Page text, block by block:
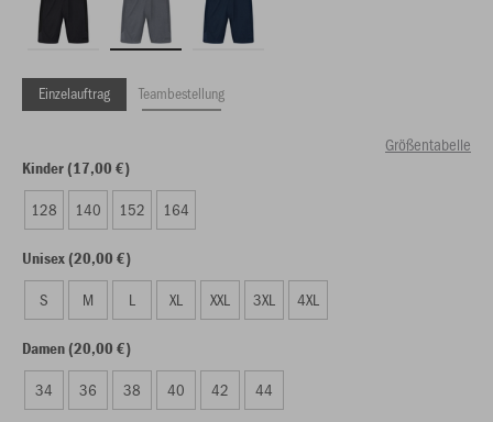
Einzelauftrag Teambestellung
Größentabelle
Kinder (17,00 €)
128 140 152 164
Unisex (20,00 €)
S M L XL XXL 3XL 4XL
Damen (20,00 €)
34 36 38 40 42 44